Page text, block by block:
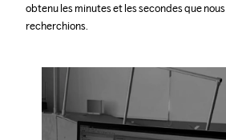
obtenu les minutes et les secondes que nous
recherchions.
obtenu les minutes et les secondes que nous